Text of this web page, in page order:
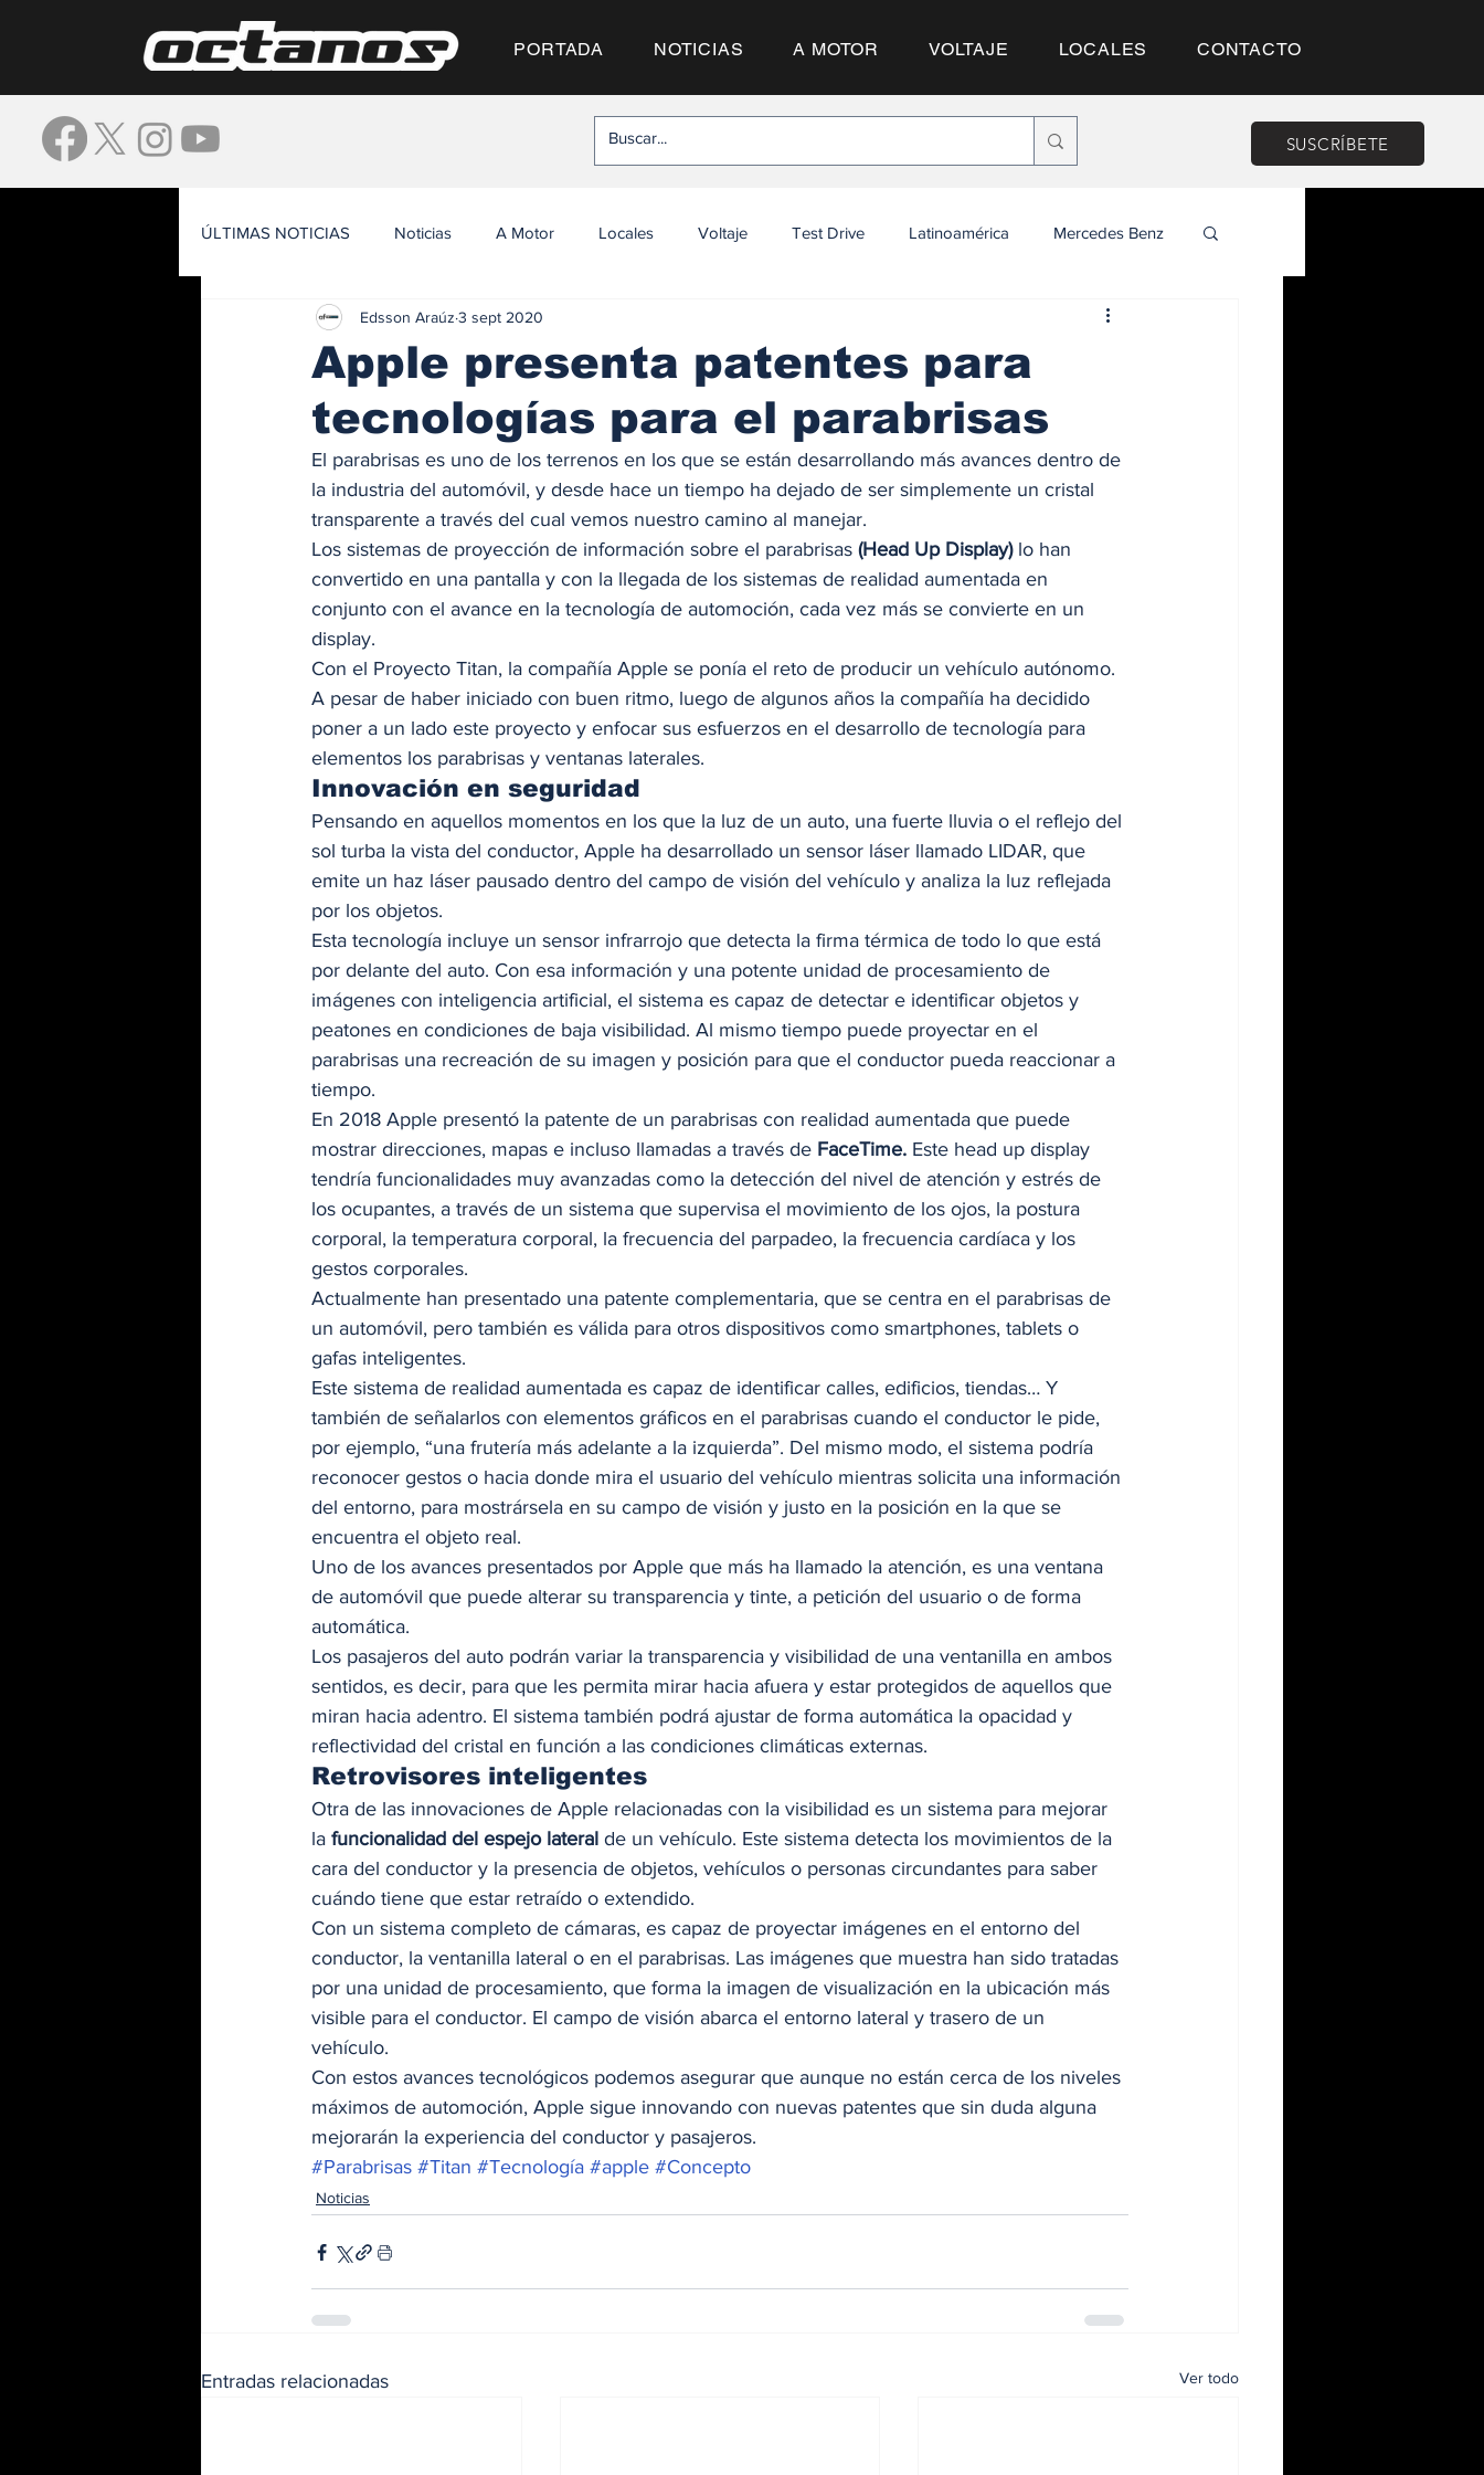
PORTADA NOTICIAS A MOTOR VOLTAJE LOCALES CONTACTO
SUSCRÍBETE
ÚLTIMAS NOTICIAS Noticias A Motor Locales Voltaje Test Drive Latinoamérica Mercedes Benz
Apple presenta patentes para
tecnologías para el parabrisas
Edsson Araúz 3 sept 2020
El parabrisas es uno de los terrenos en los que se están desarrollando más avances dentro de
la industria del automóvil, y desde hace un tiempo ha dejado de ser simplemente un cristal
transparente a través del cual vemos nuestro camino al manejar.
Los sistemas de proyección de información sobre el parabrisas (Head Up Display) lo han
convertido en una pantalla y con la llegada de los sistemas de realidad aumentada en
conjunto con el avance en la tecnología de automoción, cada vez más se convierte en un
display.
Con el Proyecto Titan, la compañía Apple se ponía el reto de producir un vehículo autónomo.
A pesar de haber iniciado con buen ritmo, luego de algunos años la compañía ha decidido
poner a un lado este proyecto y enfocar sus esfuerzos en el desarrollo de tecnología para
elementos los parabrisas y ventanas laterales.
Innovación en seguridad
Pensando en aquellos momentos en los que la luz de un auto, una fuerte lluvia o el reflejo del
sol turba la vista del conductor, Apple ha desarrollado un sensor láser llamado LIDAR, que
emite un haz láser pausado dentro del campo de visión del vehículo y analiza la luz reflejada
por los objetos.
Esta tecnología incluye un sensor infrarrojo que detecta la firma térmica de todo lo que está
por delante del auto. Con esa información y una potente unidad de procesamiento de
imágenes con inteligencia artificial, el sistema es capaz de detectar e identificar objetos y
peatones en condiciones de baja visibilidad. Al mismo tiempo puede proyectar en el
parabrisas una recreación de su imagen y posición para que el conductor pueda reaccionar a
tiempo.
En 2018 Apple presentó la patente de un parabrisas con realidad aumentada que puede
mostrar direcciones, mapas e incluso llamadas a través de FaceTime. Este head up display
tendría funcionalidades muy avanzadas como la detección del nivel de atención y estrés de
los ocupantes, a través de un sistema que supervisa el movimiento de los ojos, la postura
corporal, la temperatura corporal, la frecuencia del parpadeo, la frecuencia cardíaca y los
gestos corporales.
Actualmente han presentado una patente complementaria, que se centra en el parabrisas de
un automóvil, pero también es válida para otros dispositivos como smartphones, tablets o
gafas inteligentes.
Este sistema de realidad aumentada es capaz de identificar calles, edificios, tiendas… Y
también de señalarlos con elementos gráficos en el parabrisas cuando el conductor le pide,
por ejemplo, “una frutería más adelante a la izquierda”. Del mismo modo, el sistema podría
reconocer gestos o hacia donde mira el usuario del vehículo mientras solicita una información
del entorno, para mostrársela en su campo de visión y justo en la posición en la que se
encuentra el objeto real.
Uno de los avances presentados por Apple que más ha llamado la atención, es una ventana
de automóvil que puede alterar su transparencia y tinte, a petición del usuario o de forma
automática.
Los pasajeros del auto podrán variar la transparencia y visibilidad de una ventanilla en ambos
sentidos, es decir, para que les permita mirar hacia afuera y estar protegidos de aquellos que
miran hacia adentro. El sistema también podrá ajustar de forma automática la opacidad y
reflectividad del cristal en función a las condiciones climáticas externas.
Retrovisores inteligentes
Otra de las innovaciones de Apple relacionadas con la visibilidad es un sistema para mejorar
la funcionalidad del espejo lateral de un vehículo. Este sistema detecta los movimientos de la
cara del conductor y la presencia de objetos, vehículos o personas circundantes para saber
cuándo tiene que estar retraído o extendido.
Con un sistema completo de cámaras, es capaz de proyectar imágenes en el entorno del
conductor, la ventanilla lateral o en el parabrisas. Las imágenes que muestra han sido tratadas
por una unidad de procesamiento, que forma la imagen de visualización en la ubicación más
visible para el conductor. El campo de visión abarca el entorno lateral y trasero de un
vehículo.
Con estos avances tecnológicos podemos asegurar que aunque no están cerca de los niveles
máximos de automoción, Apple sigue innovando con nuevas patentes que sin duda alguna
mejorarán la experiencia del conductor y pasajeros.
#Parabrisas #Titan #Tecnología #apple #Concepto
Noticias
Entradas relacionadas Ver todo